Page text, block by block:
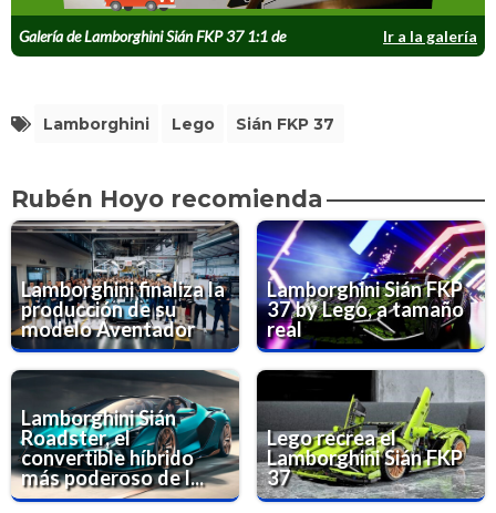
Galería de Lamborghini Sián FKP 37 1:1 de
Lego
Ir a la galería
Lamborghini Lego Sián FKP 37
Rubén Hoyo recomienda
Lamborghini finaliza la
producción de su
modelo Aventador
Lamborghini Sián FKP
37 by Lego, a tamaño
real
Lamborghini Sián
Roadster, el
convertible híbrido
más poderoso de l...
Lego recrea el
Lamborghini Sián FKP
37